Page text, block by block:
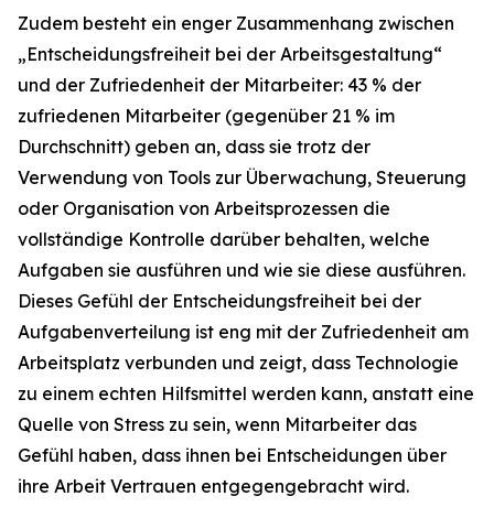
Zudem besteht ein enger Zusammenhang zwischen
„Entscheidungsfreiheit bei der Arbeitsgestaltung“
und der Zufriedenheit der Mitarbeiter: 43 % der
zufriedenen Mitarbeiter (gegenüber 21 % im
Durchschnitt) geben an, dass sie trotz der
Verwendung von Tools zur Überwachung, Steuerung
oder Organisation von Arbeitsprozessen die
vollständige Kontrolle darüber behalten, welche
Aufgaben sie ausführen und wie sie diese ausführen.
Dieses Gefühl der Entscheidungsfreiheit bei der
Aufgabenverteilung ist eng mit der Zufriedenheit am
Arbeitsplatz verbunden und zeigt, dass Technologie
zu einem echten Hilfsmittel werden kann, anstatt eine
Quelle von Stress zu sein, wenn Mitarbeiter das
Gefühl haben, dass ihnen bei Entscheidungen über
ihre Arbeit Vertrauen entgegengebracht wird.